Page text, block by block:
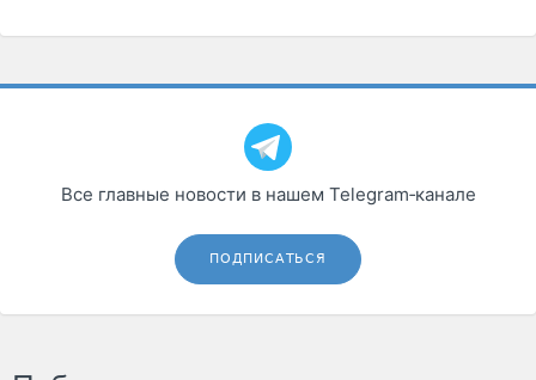
Все главные новости в нашем Telegram‑канале
ПОДПИСАТЬСЯ